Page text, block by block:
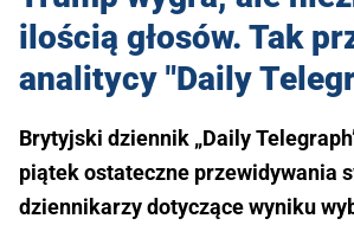
ilością głosów. Tak
analitycy "Daily
Brytyjski dziennik „Daily
piątek ostateczne przewidywania
dziennikarzy dotyczące wyniku